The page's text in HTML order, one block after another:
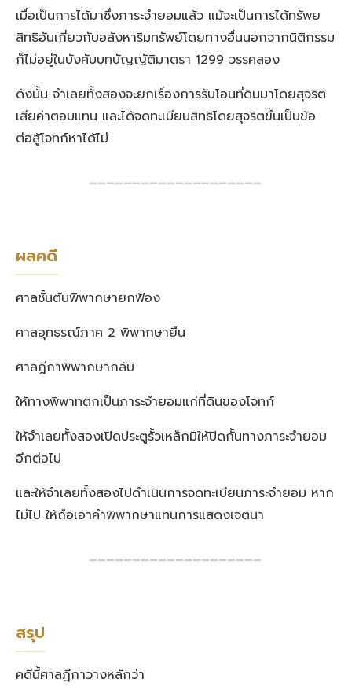
เมื่อเป็นการได้มาซึ่งภาระจำยอมแล้ว แม้จะเป็นการได้ทรัพย
สิทธิอันเกี่ยวกับอสังหาริมทรัพย์โดยทางอื่นนอกจากนิติกรรม
ก็ไม่อยู่ในบังคับบทบัญญัติมาตรา 1299 วรรคสอง
ดังนั้น จำเลยทั้งสองจะยกเรื่องการรับโอนที่ดินมาโดยสุจริต
เสียค่าตอบแทน และได้จดทะเบียนสิทธิโดยสุจริตขึ้นเป็นข้อ
ต่อสู้โจทก์หาได้ไม่
━━━━━━━━━━━━━━━━━━━━
ผลคดี
ศาลชั้นต้นพิพากษายกฟ้อง
ศาลอุทธรณ์ภาค 2 พิพากษายืน
ศาลฎีกาพิพากษากลับ
ให้ทางพิพาทตกเป็นภาระจำยอมแก่ที่ดินของโจทก์
ให้จำเลยทั้งสองเปิดประตูรั้วเหล็กมิให้ปิดกั้นทางภาระจำยอม
อีกต่อไป
และให้จำเลยทั้งสองไปดำเนินการจดทะเบียนภาระจำยอม หาก
ไม่ไป ให้ถือเอาคำพิพากษาแทนการแสดงเจตนา
━━━━━━━━━━━━━━━━━━━━
สรุป
คดีนี้ศาลฎีกาวางหลักว่า